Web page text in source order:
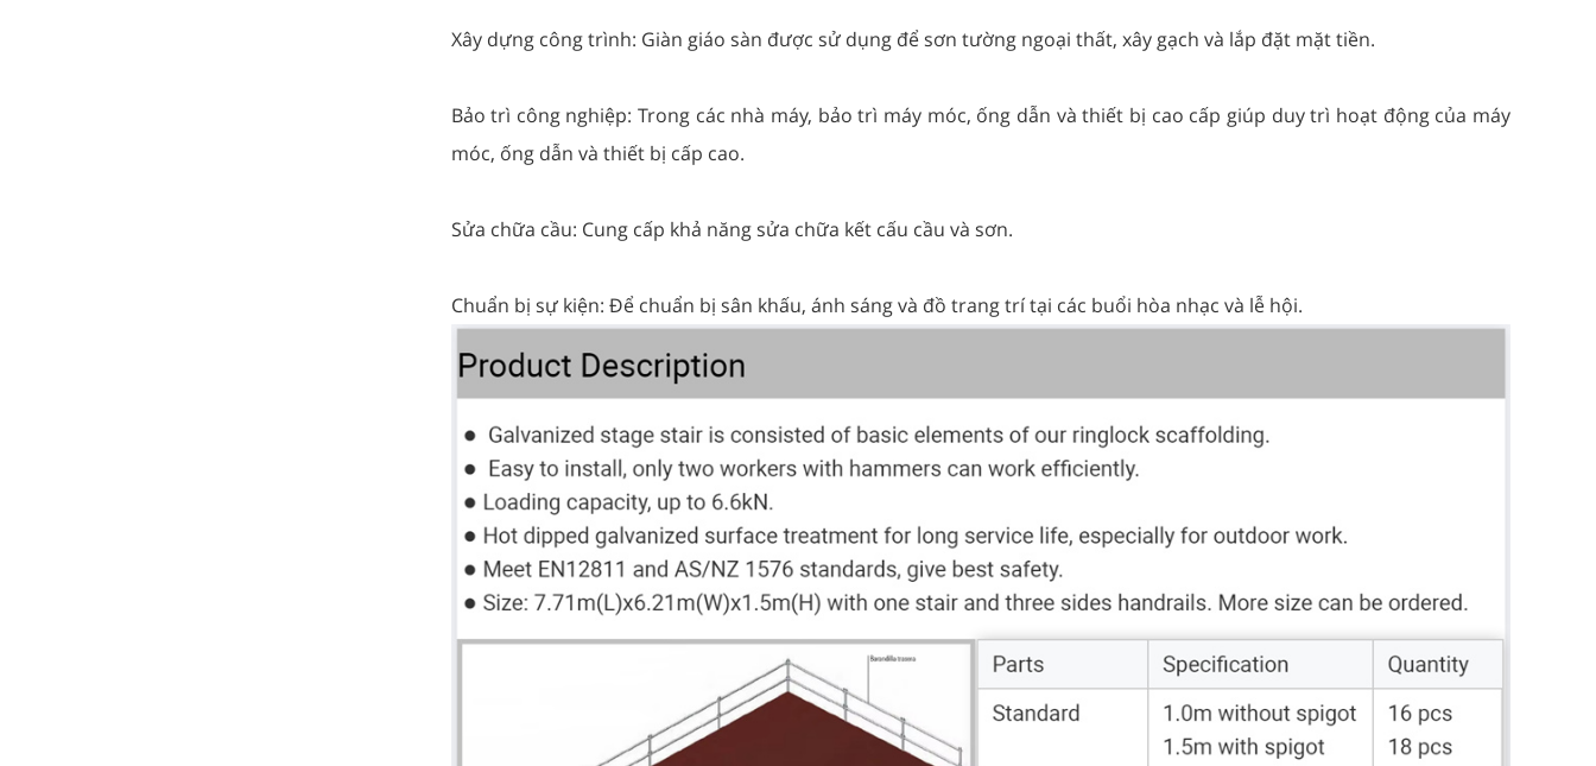
Xây dựng công trình: Giàn giáo sàn được sử dụng để sơn tường ngoại thất, xây gạch và lắp đặt mặt tiền.
Bảo trì công nghiệp: Trong các nhà máy, bảo trì máy móc, ống dẫn và thiết bị cao cấp giúp duy trì hoạt động của máy
móc, ống dẫn và thiết bị cấp cao.
Sửa chữa cầu: Cung cấp khả năng sửa chữa kết cấu cầu và sơn.
Chuẩn bị sự kiện: Để chuẩn bị sân khấu, ánh sáng và đồ trang trí tại các buổi hòa nhạc và lễ hội.